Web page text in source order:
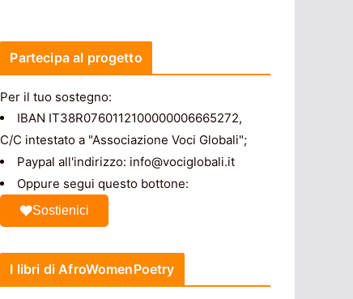
Partecipa al progetto
Per il tuo sostegno:
IBAN IT38R0760112100000006665272,
C/C intestato a "Associazione Voci Globali";
Paypal all'indirizzo: info@vociglobali.it
Oppure segui questo bottone:
Sostienici
I libri di AfroWomenPoetry